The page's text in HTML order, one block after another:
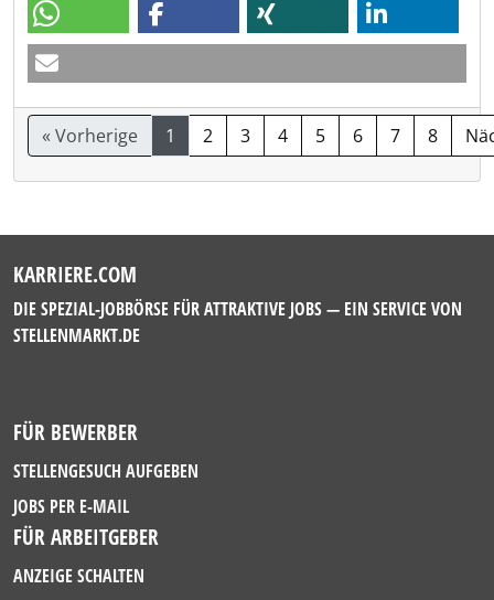
« Vorherige 1 2 3 4 5 6 7 8
KARRIERE.COM
DIE SPEZIAL-JOBBÖRSE FÜR ATTRAKTIVE JOBS — EIN SERVICE VON
STELLENMARKT.DE
FÜR BEWERBER
STELLENGESUCH AUFGEBEN
JOBS PER E-MAIL
FÜR ARBEITGEBER
ANZEIGE SCHALTEN